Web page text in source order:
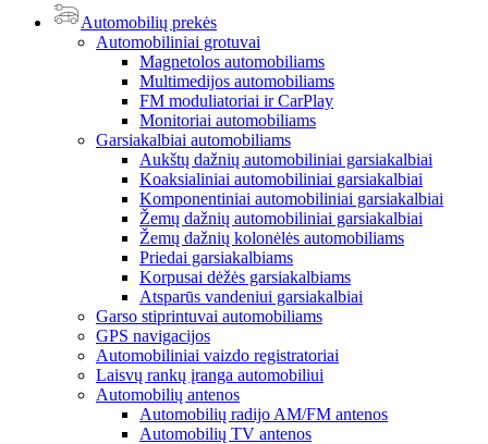
Automobilių prekės
Automobiliniai grotuvai
Magnetolos automobiliams
Multimedijos automobiliams
FM moduliatoriai ir CarPlay
Monitoriai automobiliams
Garsiakalbiai automobiliams
Aukštų dažnių automobiliniai garsiakalbiai
Koaksialiniai automobiliniai garsiakalbiai
Komponentiniai automobiliniai garsiakalbiai
Žemų dažnių automobiliniai garsiakalbiai
Žemų dažnių kolonėlės automobiliams
Priedai garsiakalbiams
Korpusai dėžės garsiakalbiams
Atsparūs vandeniui garsiakalbiai
Garso stiprintuvai automobiliams
GPS navigacijos
Automobiliniai vaizdo registratoriai
Laisvų rankų įranga automobiliui
Automobilių antenos
Automobilių radijo AM/FM antenos
Automobilių TV antenos